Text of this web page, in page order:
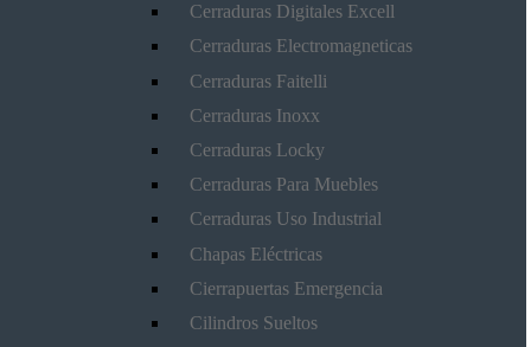
Cerraduras Digitales Excell
Cerraduras Electromagneticas
Cerraduras Faitelli
Cerraduras Inoxx
Cerraduras Locky
Cerraduras Para Muebles
Cerraduras Uso Industrial
Chapas Eléctricas
Cierrapuertas Emergencia
Cilindros Sueltos